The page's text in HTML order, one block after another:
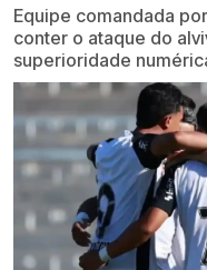
Equipe comandada
conter o ataque do
superioridade